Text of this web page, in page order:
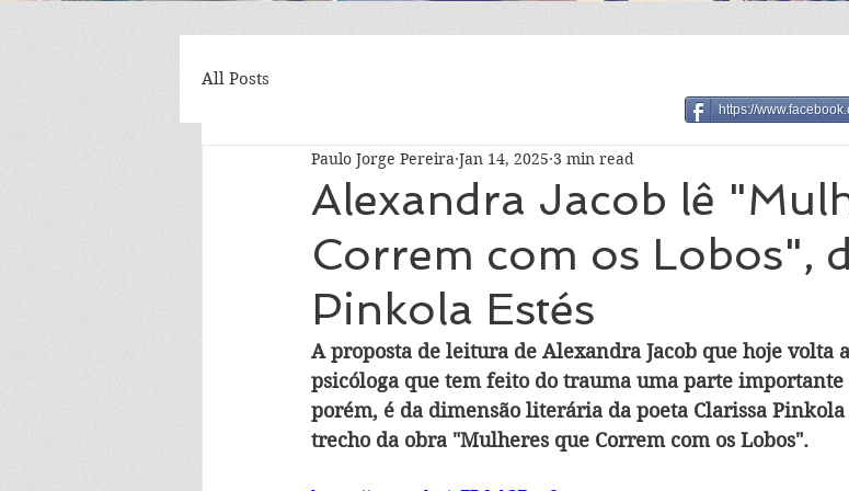
All Posts
Alexandra Jacob lê
Correm com os Lobos",
Pinkola Estés
Paulo Jorge Pereira Jan 14, 2025 3 min read
A proposta de leitura de Alexandra Jacob que hoje volta
psicóloga que tem feito do trauma uma parte importante
porém, é da dimensão literária da poeta Clarissa Pinkola
trecho da obra "Mulheres que Correm com os Lobos".
https://